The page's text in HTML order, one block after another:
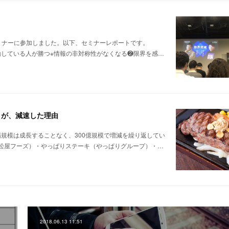
ーに参加しました。以下、セミナーレポートです。
が勝つ※情報の非対称性がなくなる❷限界を感…
、減速した理由
模は成長することなく、300億規模で増減を繰り返してい
屋フーズ）・やっぱりステーキ（やっぱりグループ）・…
2018.06.13 11:51